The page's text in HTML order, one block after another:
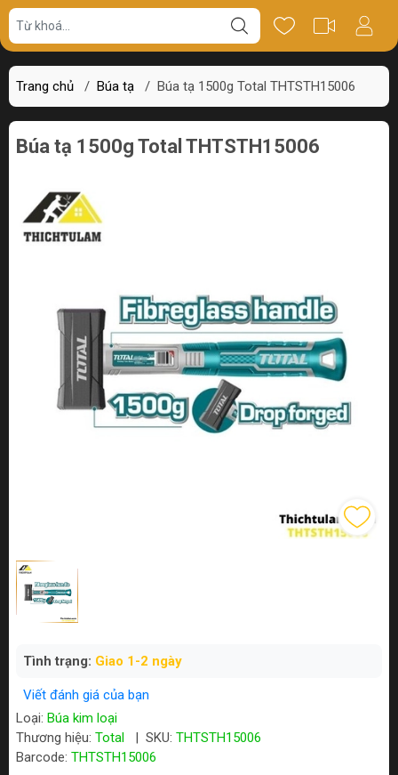
Trang chủ / Búa tạ / Búa tạ 1500g Total THTSTH15006
Giá bán Review
Búa tạ 1500g Total THTSTH15006
Tình trạng: Giao 1-2 ngày
Viết đánh giá của bạn
Loại: Búa kim loại
Thương hiệu: Total SKU: THTSTH15006
Barcode: THTSTH15006